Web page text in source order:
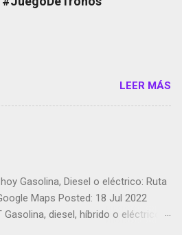
sus misas La serie de la Tierra
StartUp de bicicletas de alquiler
Google Photos Llegando Partimos
El tamaño y su importancia...
LEER MÁS
Gasolina, Diesel o eléctrico: Ruta
Maps Posted: 18 Jul 2022
Gasolina, diesel, híbrido o eléctrico: